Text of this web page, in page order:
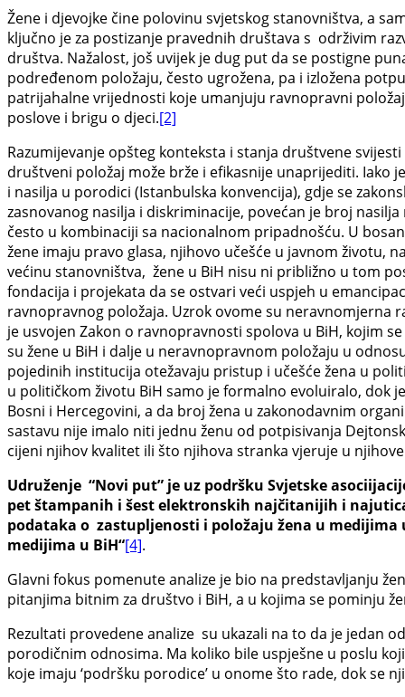
Žene i djevojke čine polovinu svjetskog stanovništva, a
ključno je za postizanje pravednih društava s održivim
društva. Nažalost, još uvijek je dug put da se postigne
podređenom položaju, često ugrožena, pa i izložena
patrijahalne vrijednosti koje umanjuju ravnopravni
poslove i brigu o djeci.[2]
Razumijevanje opšteg konteksta i stanja društvene
društveni položaj može brže i efikasnije unaprijediti. Iako
i nasilja u porodici (Istanbulska konvencija), gdje se
zasnovanog nasilja i diskriminacije, povećan je broj
često u kombinaciji sa nacionalnom pripadnošću. U
žene imaju pravo glasa, njihovo učešće u javnom životu,
većinu stanovništva, žene u BiH nisu ni približno u tom
fondacija i projekata da se ostvari veći uspjeh u
ravnopravnog položaja. Uzrok ovome su
je usvojen Zakon o ravnopravnosti spolova u BiH, kojim
su žene u BiH i dalje u neravnopravnom položaju u
pojedinih institucija otežavaju pristup i učešće žena u
u političkom životu BiH samo je formalno evoluiralo, dok
Bosni i Hercegovini, a da broj žena u zakonodavnim
sastavu nije imalo niti jednu ženu od potpisivanja
cijeni njihov kvalitet ili što njihova stranka vjeruje u
Udruženje “Novi put” je uz podršku Svjetske
pet štampanih i šest elektronskih najčitanijih i
podataka o zastupljenosti i položaju žena u
medijima u BiH“[4].
Glavni fokus pomenute analize je bio na predstavljanju
pitanjima bitnim za društvo i BiH, a u kojima se pominju
Rezultati provedene analize su ukazali na to da je jedan
porodičnim odnosima. Ma koliko bile uspješne u poslu
koje imaju ‘podršku porodice’ u onome što rade, dok se